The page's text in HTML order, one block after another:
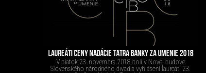
LAUREÁTI CENY NADÁCIE TATRA BANKY ZA UMENIE 2018
V piatok 23. novembra 2018 boli v Novej budove
Slovenského národného divadla vyhlásení laureáti 23.